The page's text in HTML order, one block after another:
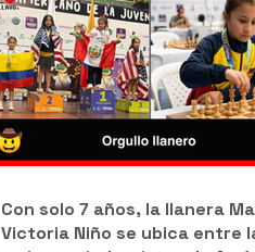
body piercer profesional
ha construido una carrera en el
del arte corporal, convencido de
tatuaje y el body piercing van
más allá de la estética: son una
inmortalizar historias, emociones
momentos que acompañarán a
Con solo 7 años, la llanera
Victoria Niño se ubica entre